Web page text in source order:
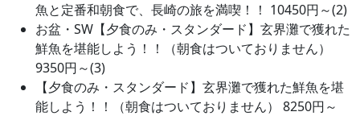
魚と定番和朝食で、長崎の旅を満喫！！ 10450円～(2)
お盆・SW【夕食のみ・スタンダード】玄界灘で獲れた
鮮魚を堪能しよう！！（朝食はついておりません）
9350円～(3)
【夕食のみ・スタンダード】玄界灘で獲れた鮮魚を堪
能しよう！！（朝食はついておりません） 8250円～